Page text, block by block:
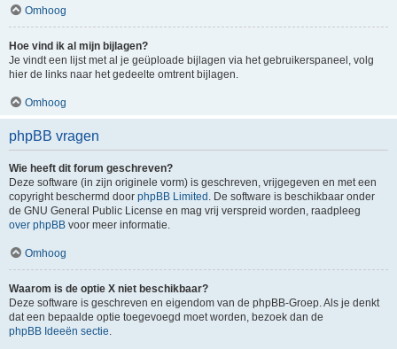
Omhoog
Hoe vind ik al mijn bijlagen?
Je vindt een lijst met al je geüploade bijlagen via het gebruikerspaneel, volg
hier de links naar het gedeelte omtrent bijlagen.
Omhoog
phpBB vragen
Wie heeft dit forum geschreven?
Deze software (in zijn originele vorm) is geschreven, vrijgegeven en met een
copyright beschermd door phpBB Limited . De software is beschikbaar onder
de GNU General Public License en mag vrij verspreid worden, raadpleeg
over phpBB voor meer informatie.
Omhoog
Waarom is de optie X niet beschikbaar?
Deze software is geschreven en eigendom van de phpBB-Groep. Als je denkt
dat een bepaalde optie toegevoegd moet worden, bezoek dan de
phpBB Ideeën sectie.